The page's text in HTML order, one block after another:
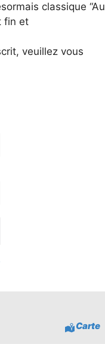
classique “Au
fin et
veuillez vous
Carte